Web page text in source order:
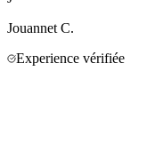
Jouannet C.
Experience vérifiée